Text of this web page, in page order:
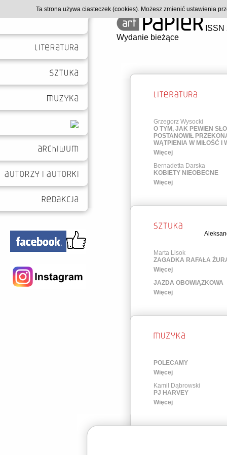
Wydanie bieżące
Grzegorz Wysocki
O TYM, JAK PEWIEN
POSTANOWIŁ
WĄTPIENIA W MIŁOŚĆ I
Więcej
Bernadetta Darska
KOBIETY NIEOBECNE
Więcej
Marta Lisok
ZAGADKA RAFAŁA
Więcej
JAZDA OBOWIĄZKOWA
Więcej
POLECAMY
Więcej
Kamil Dąbrowski
PJ HARVEY
Więcej
Ta strona używa ciasteczek (cookies). Możesz zmienić ustawienia